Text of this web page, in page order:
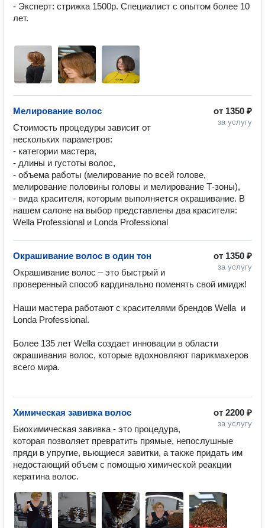
- Эксперт: стрижка 1500р. Специалист с опытом более 10
лет.
от 1350 ₽
за услугу
Мелирование волос
Стоимость процедуры зависит от
нескольких параметров:
- категории мастера,
- длины и густоты волос,
- объема работы (мелирование по всей голове,
мелирование половины головы и мелирование Т-зоны),
- вида красителя, которым выполняется окрашивание. В
нашем салоне на выбор представлены два красителя:
Wella Professional и Londa Professional
от 1350 ₽
за услугу
Окрашивание волос в один тон
Окрашивание волос – это быстрый и
проверенный способ кардинально поменять свой имидж!
Наши мастера работают с красителями брендов Wella  и
Londa Professional.
Более 135 лет Wella создает инновации в области
окрашивания волос, которые вдохновляют парикмахеров
всего мира.
от 2200 ₽
за услугу
Химическая завивка волос
Биохимическая завивка - это процедура,
которая позволяет превратить прямые, непослушные
пряди в упругие, вьющиеся завитки, а также придать им
недостающий объем с помощью химической реакции